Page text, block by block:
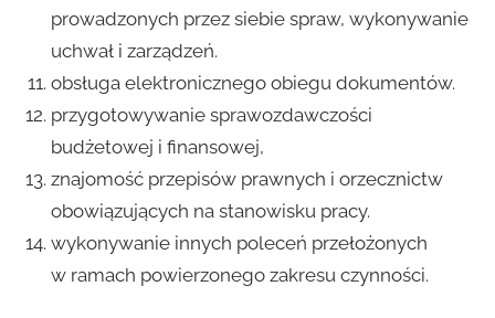
prowadzonych przez siebie spraw, wykonywanie
uchwał i zarządzeń.
obsługa elektronicznego obiegu dokumentów.
przygotowywanie sprawozdawczości
budżetowej i finansowej,
znajomość przepisów prawnych i orzecznictw
obowiązujących na stanowisku pracy.
wykonywanie innych poleceń przełożonych
w ramach powierzonego zakresu czynności.